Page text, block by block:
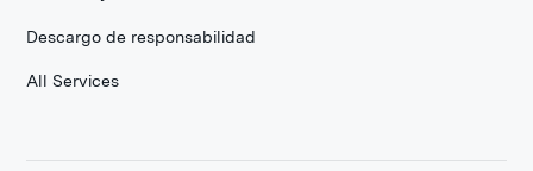
Descargo de responsabilidad
All Services